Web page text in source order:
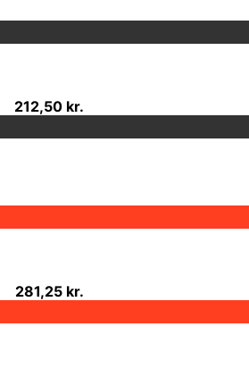
212,50 kr.
281,25 kr.